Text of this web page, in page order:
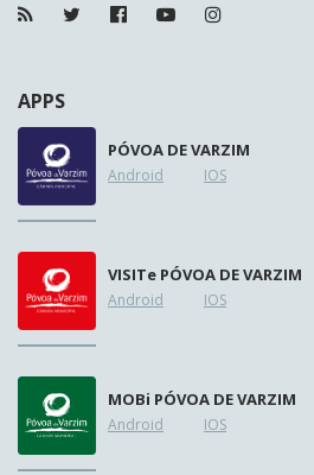
APPS
PÓVOA DE VARZIM
Android IOS
VISITe PÓVOA DE VARZIM
Android IOS
MOBi PÓVOA DE VARZIM
Android IOS